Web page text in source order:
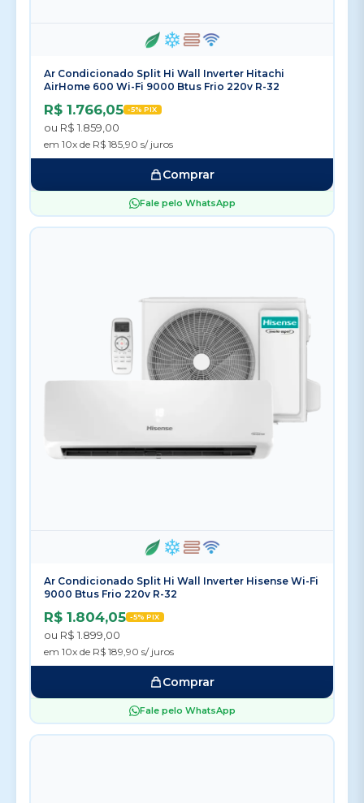
Ar Condicionado Split Hi Wall Inverter Hitachi
AirHome 600 Wi-Fi 9000 Btus Frio 220v R-32
R$ 1.766,05 -5% PIX
ou R$ 1.859,00
em 10x de R$ 185,90 s/ juros
Comprar
Fale pelo WhatsApp
Ar Condicionado Split Hi Wall Inverter Hisense Wi-Fi
9000 Btus Frio 220v R-32
R$ 1.804,05 -5% PIX
ou R$ 1.899,00
em 10x de R$ 189,90 s/ juros
Comprar
Fale pelo WhatsApp